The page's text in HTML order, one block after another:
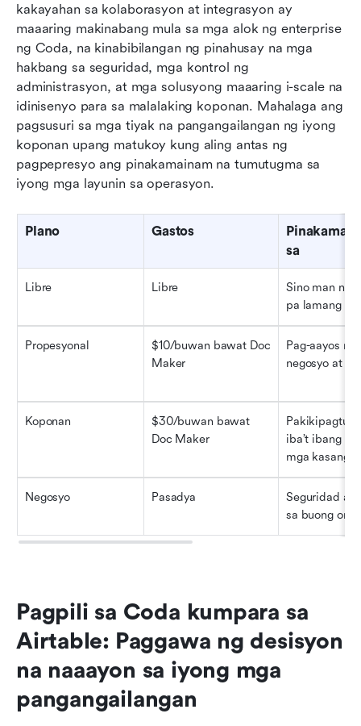
kakayahan sa kolaborasyon at integrasyon ay
maaaring makinabang mula sa mga alok ng enterprise
ng Coda, na kinabibilangan ng pinahusay na mga
hakbang sa seguridad, mga kontrol ng
administrasyon, at mga solusyong maaaring i-scale na
idinisenyo para sa malalaking koponan. Mahalaga ang
pagsusuri sa mga tiyak na pangangailangan ng iyong
koponan upang matukoy kung aling antas ng
pagpepresyo ang pinakamainam na tumutugma sa
iyong mga layunin sa operasyon.
Plano Gastos
sa
Libre Libre
Sino man na
pa lamang
Propesyonal
$10/buwan bawat Doc
Maker
Pag-aayos ng
negosyo at
Koponan
$30/buwan bawat
Doc Maker
iba’t ibang
mga
Negosyo Pasadya
Seguridad at
sa buong
Pagpili sa Coda kumpara sa
Airtable: Paggawa ng desisyon
na naaayon sa iyong mga
pangangailangan